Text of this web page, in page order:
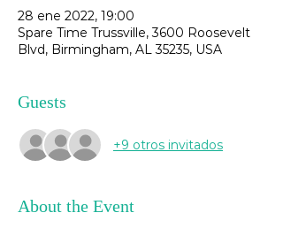
28 ene 2022, 19:00
Spare Time Trussville, 3600 Roosevelt
Blvd, Birmingham, AL 35235, USA
Guests
+9 otros invitados
About the Event